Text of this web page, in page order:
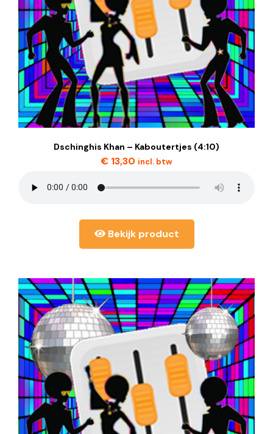
Dschinghis Khan – Kaboutertjes (4:10)
€ 13,30 incl. btw
Bekijk product